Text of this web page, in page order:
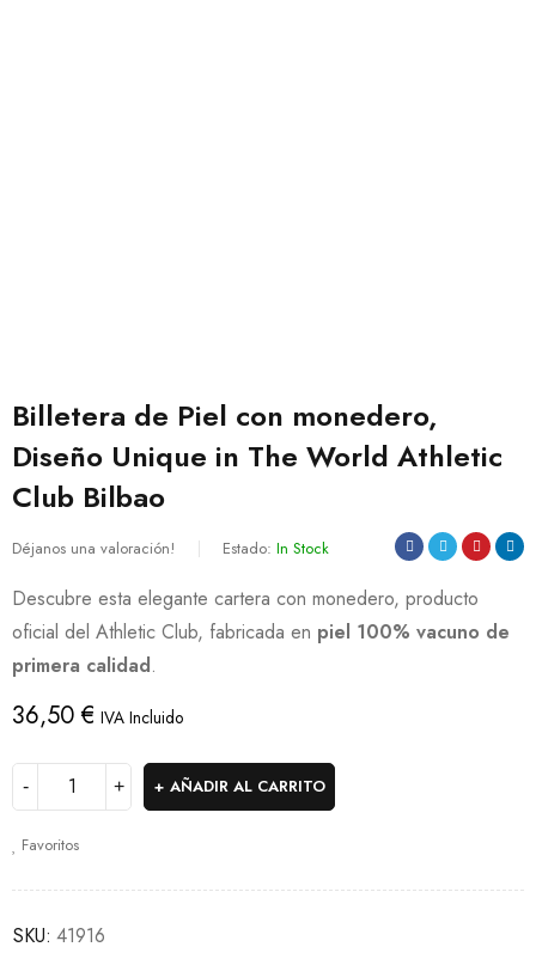
Billetera de Piel con monedero,
Diseño Unique in The World Athletic
Club Bilbao
Déjanos una valoración! Estado: In Stock
Descubre esta elegante cartera con monedero, producto
oficial del Athletic Club, fabricada en piel 100% vacuno de
primera calidad.
36,50€ IVA Incluido
AÑADIR AL CARRITO
Favoritos
SKU: 41916